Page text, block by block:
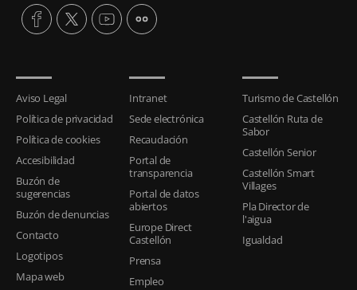
Aviso Legal
Política de privacidad
Política de cookies
Accesibilidad
Buzón de
sugerencias
Buzón de denuncias
Contacto
Logotipos
Mapa web
Intranet
Sede electrónica
Recaudación
Portal de
transparencia
Portal de datos
abiertos
Europe Direct
Castellón
Prensa
Empleo
Turismo de Castellón
Castellón Ruta de
Sabor
Castellón Senior
Castellón Smart
Villages
Pla Director de
l'aigua
Igualdad